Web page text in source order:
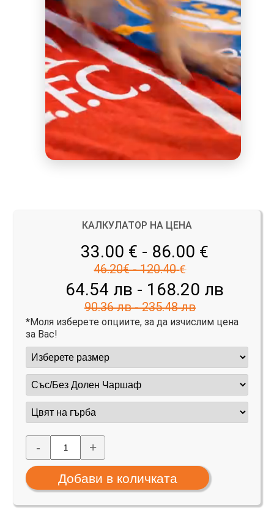
КАЛКУЛАТОР НА ЦЕНА
33.00 € - 86.00 €
46.20€ - 120.40 €
64.54 лв - 168.20 лв
90.36 лв - 235.48 лв
*Моля изберете опциите, за да изчислим цена
за Вас!
- +